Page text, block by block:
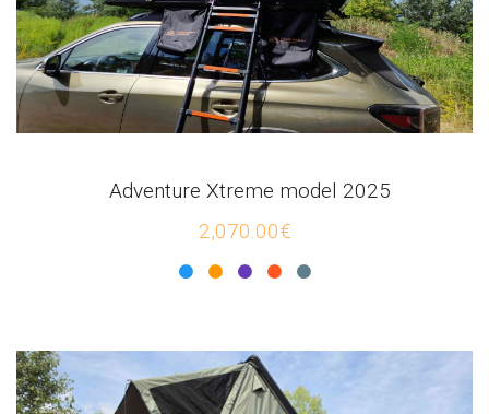
Adventure Xtreme model 2025
2,070.00€